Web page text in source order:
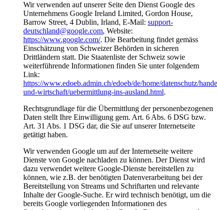
Wir verwenden auf unserer Seite den Dienst Google des
Unternehmens Google Ireland Limited, Gordon House,
Barrow Street, 4 Dublin, Irland, E-Mail: support-
deutschland@google.com, Website:
https://www.google.com/. Die Bearbeitung findet gemäss
Einschätzung von Schweizer Behörden in sicheren
Drittländern statt. Die Staatenliste der Schweiz sowie
weiterführende Informationen finden Sie unter folgendem
Link:
https://www.edoeb.admin.ch/edoeb/de/home/datenschutz/
und-wirtschaft/uebermittlung-ins-ausland.html.
Rechtsgrundlage für die Übermittlung der personenbezogenen
Daten stellt Ihre Einwilligung gem. Art. 6 Abs. 6 DSG bzw.
Art. 31 Abs. 1 DSG dar, die Sie auf unserer Internetseite
getätigt haben.
Wir verwenden Google um auf der Internetseite weitere
Dienste von Google nachladen zu können. Der Dienst wird
dazu verwendet weitere Google-Dienste bereitstellen zu
können, wie z.B. der benötigten Datenverarbeitung bei der
Bereitstellung von Streams und Schriftarten und relevante
Inhalte der Google-Suche. Er wird technisch benötigt, um die
bereits Google vorliegenden Informationen des